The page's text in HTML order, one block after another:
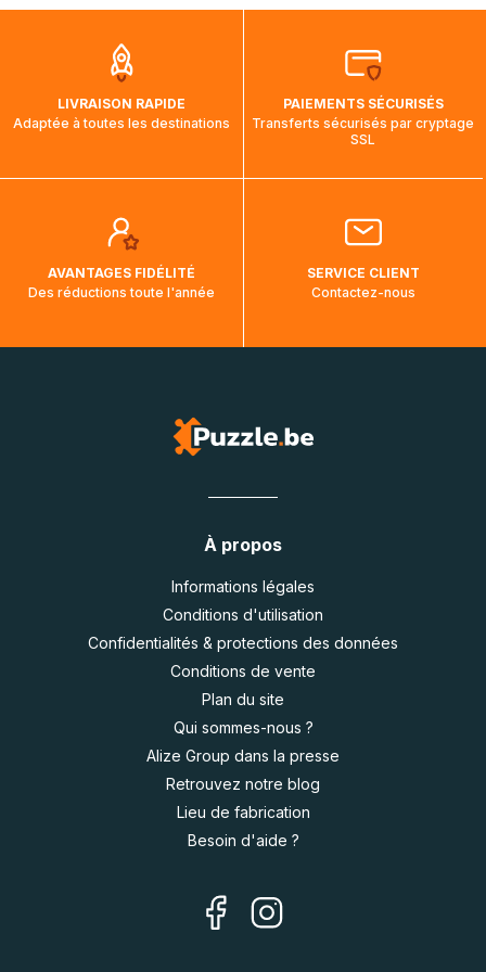
aura touché terre.
LIVRAISON RAPIDE
Adaptée à toutes les destinations
PAIEMENTS SÉCURISÉS
Transferts sécurisés par cryptage
SSL
AVANTAGES FIDÉLITÉ
Des réductions toute l'année
SERVICE CLIENT
Contactez-nous
À propos
Informations légales
Conditions d'utilisation
Confidentialités & protections des données
Conditions de vente
Plan du site
Qui sommes-nous ?
Alize Group dans la presse
Retrouvez notre blog
Lieu de fabrication
Besoin d'aide ?